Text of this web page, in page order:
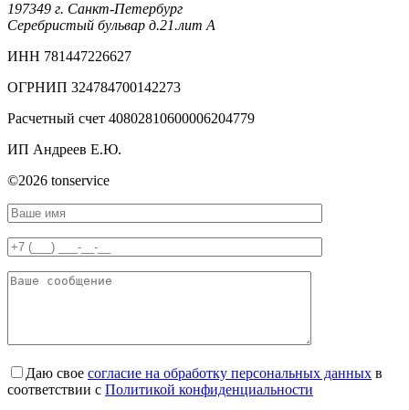
197349 г. Санкт-Петербург
Серебристый бульвар д.21.лит А
ИНН 781447226627
ОГРНИП 324784700142273
Расчетный счет 40802810600006204779
ИП Андреев Е.Ю.
©2026 tonservice
Даю свое согласие на обработку персональных данных в
соответствии с Политикой конфиденциальности